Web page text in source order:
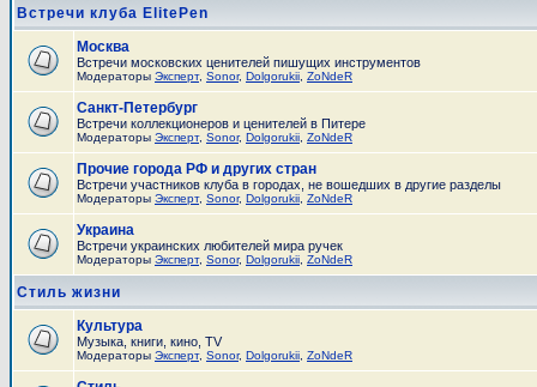
Встречи клуба ElitePen
Москва
Встречи московских ценителей пишущих инструментов
Модераторы Эксперт, Sonor, Dolgorukii ZoNdeR
Санкт-Петербург
Встречи коллекционеров и ценителей в Питере
Модераторы Эксперт, Sonor, Dolgorukii ZoNdeR
Прочие города РФ и других стран
Встречи участников клуба в городах, не вошедших в другие разделы
Модераторы Эксперт, Sonor, Dolgorukii ZoNdeR
Украина
Встречи украинских любителей мира ручек
Модераторы Эксперт, Sonor, Dolgorukii ZoNdeR
Стиль жизни
Культура
Музыка, книги, кино, TV
Модераторы Эксперт, Sonor, Dolgorukii ZoNdeR